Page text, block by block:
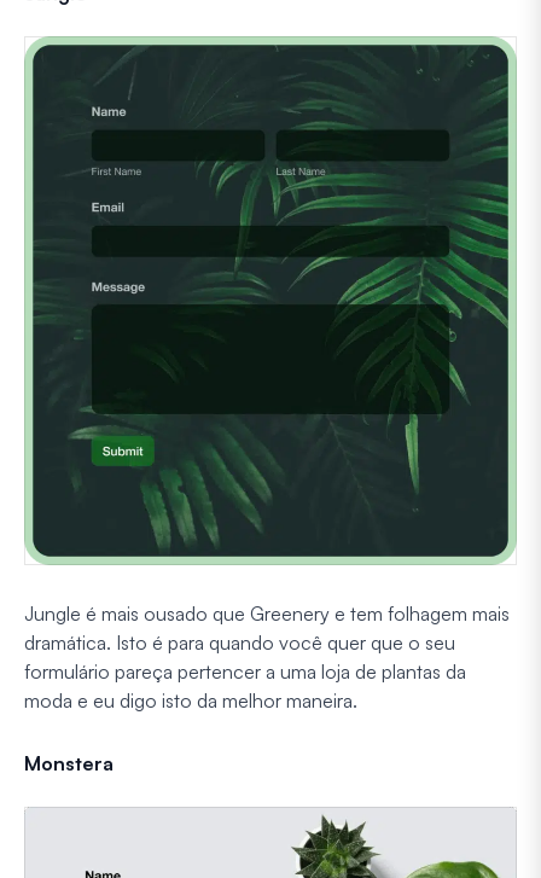
Jungle é mais ousado que Greenery e tem folhagem mais
dramática. Isto é para quando você quer que o seu
formulário pareça pertencer a uma loja de plantas da
moda e eu digo isto da melhor maneira.
Monstera